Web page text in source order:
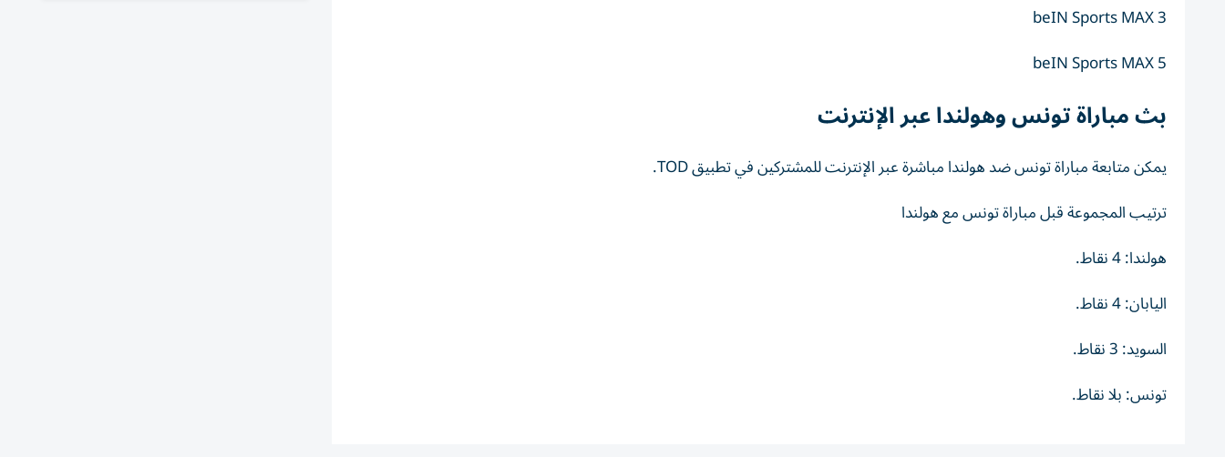
beIN Sports MAX 3
beIN Sports MAX 5
بث مباراة تونس وهولندا عبر الإنترنت
يمكن متابعة مباراة تونس ضد هولندا مباشرة عبر الإنترنت للمشتركين في تطبيق TOD.
ترتيب المجموعة قبل مباراة تونس مع هولندا
هولندا: 4 نقاط.
اليابان: 4 نقاط.
السويد: 3 نقاط.
تونس: بلا نقاط.